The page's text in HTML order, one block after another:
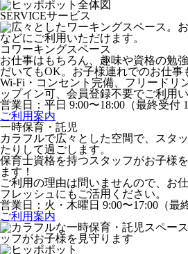
SERVICEサービス
コワーキングスペース
お仕事はもちろん、趣味や資格の勉
だいてもOK。お子様連れでのお仕事
Wi-Fi・コンセント完備、フリードリ
ップイン可、会員登録不要でご利用い
営業日：平日 9:00〜18:00（最終受付
ご利用案内
一時保育・託児
カラフルで広々とした空間で、スタ
たりして過ごします。
保育士資格を持つスタッフがお子様
ます！
ご利用の理由は問いませんので、お
フレッシュにもご活用ください。
営業日：火・木曜日 9:00〜17:00（最
ご利用案内